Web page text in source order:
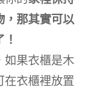
，那其實可以
如果衣櫃是木
在衣櫃裡放置